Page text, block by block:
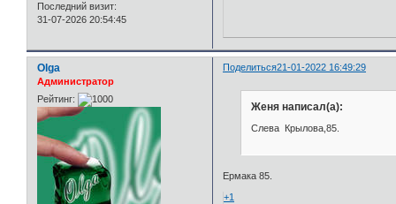
Последний визит:
31-07-2026 20:54:45
Поделиться21-01-2022 16:49:29
Olga
Администратор
Рейтинг:
Женя написал(а):
Слева Крылова,85.
Ермака 85.
+1